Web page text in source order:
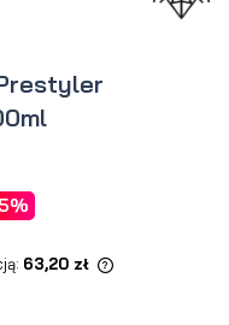
63,20 zł
jest